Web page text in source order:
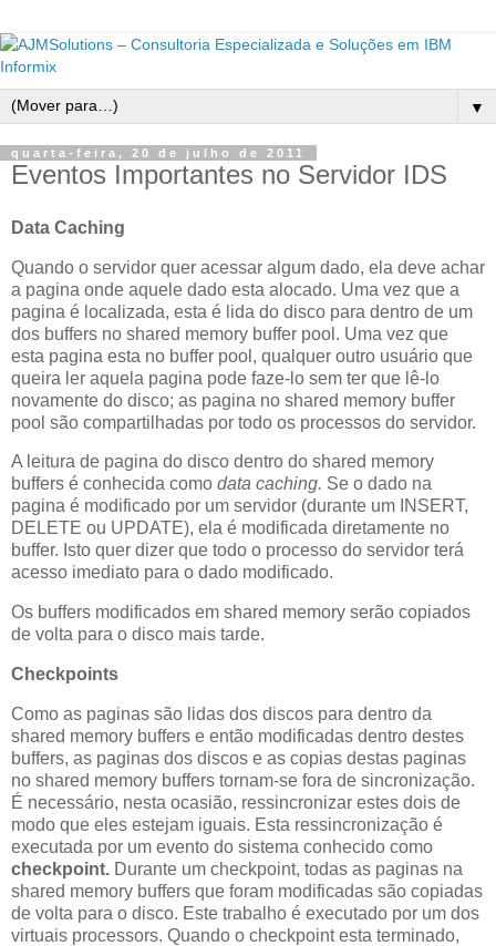
▼
quarta-feira, 20 de julho de 2011
Eventos Importantes no Servidor IDS
Data Caching
Quando o servidor quer acessar algum dado, ela deve achar
a pagina onde aquele dado esta alocado. Uma vez que a
pagina é localizada, esta é lida do disco para dentro de um
dos buffers no shared memory buffer pool. Uma vez que
esta pagina esta no buffer pool, qualquer outro usuário que
queira ler aquela pagina pode faze-lo sem ter que lê-lo
novamente do disco; as pagina no shared memory buffer
pool são compartilhadas por todo os processos do servidor.
A leitura de pagina do disco dentro do shared memory
buffers é conhecida como data caching. Se o dado na
pagina é modificado por um servidor (durante um INSERT,
DELETE ou UPDATE), ela é modificada diretamente no
buffer. Isto quer dizer que todo o processo do servidor terá
acesso imediato para o dado modificado.
Os buffers modificados em shared memory serão copiados
de volta para o disco mais tarde.
Checkpoints
Como as paginas são lidas dos discos para dentro da
shared memory buffers e então modificadas dentro destes
buffers, as paginas dos discos e as copias destas paginas
no shared memory buffers tornam-se fora de sincronização.
É necessário, nesta ocasião, ressincronizar estes dois de
modo que eles estejam iguais. Esta ressincronização é
executada por um evento do sistema conhecido como
checkpoint. Durante um checkpoint, todas as paginas na
shared memory buffers que foram modificadas são copiadas
de volta para o disco. Este trabalho é executado por um dos
virtuais processors. Quando o checkpoint esta terminado,